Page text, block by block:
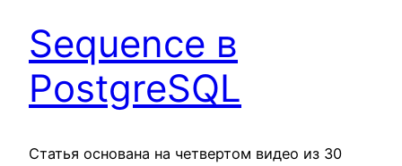
Sequence в
PostgreSQL
Статья основана на четвертом видео из 30